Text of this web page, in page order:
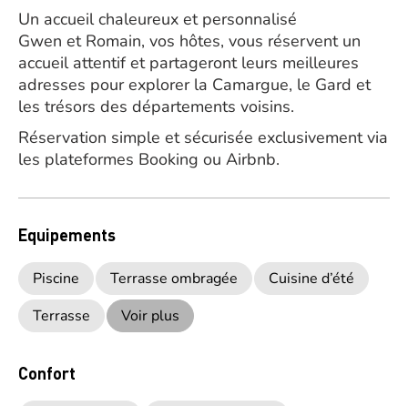
Un accueil chaleureux et personnalisé
Gwen et Romain, vos hôtes, vous réservent un
accueil attentif et partageront leurs meilleures
adresses pour explorer la Camargue, le Gard et
les trésors des départements voisins.
Réservation simple et sécurisée exclusivement via
les plateformes Booking ou Airbnb.
Equipements
Piscine Terrasse ombragée
Cuisine d’été
Terrasse
Voir plus
Confort